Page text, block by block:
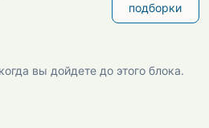
подборки
вы дойдете до этого блока.